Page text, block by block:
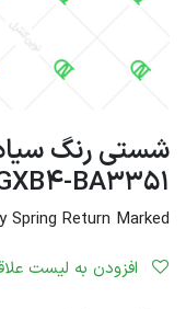
شستی رنگ
BA3351
Spring Return Marked